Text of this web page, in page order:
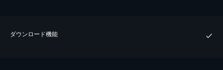
ダウンロード機能